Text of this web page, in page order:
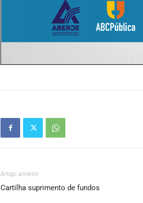
Artigo anterior
Cartilha suprimento de fundos